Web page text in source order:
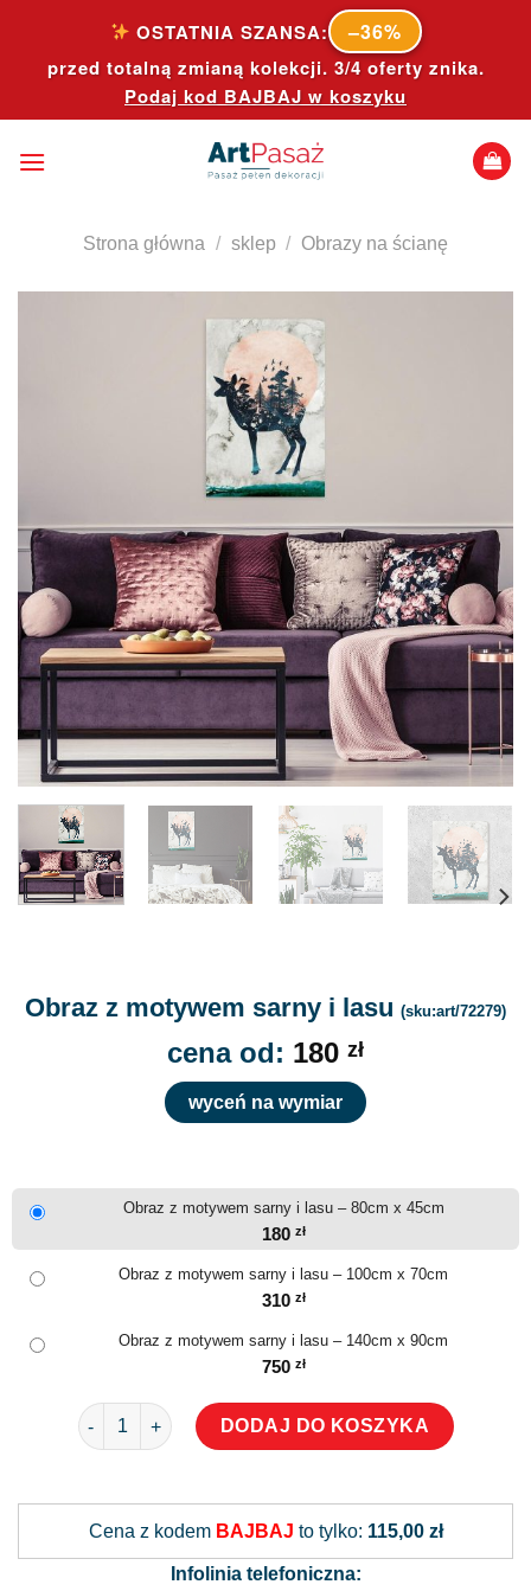
content
OSTATNIA SZANSA: –36%
przed totalną zmianą kolekcji. 3/4 oferty znika.
Podaj kod BAJBAJ w koszyku
Strona główna / sklep / Obrazy na ścianę
Obraz z motywem sarny i lasu (sku:art/72279)
cena od: 180 zł
wyceń na wymiar
Obraz z motywem sarny i lasu – 80cm x 45cm
180 zł
Obraz z motywem sarny i lasu – 100cm x 70cm
310 zł
Obraz z motywem sarny i lasu – 140cm x 90cm
750 zł
ilość Obraz z motywem sarny i lasu
DODAJ DO KOSZYKA
Cena z kodem BAJBAJ to tylko: 115,00 zł
Infolinia telefoniczna: